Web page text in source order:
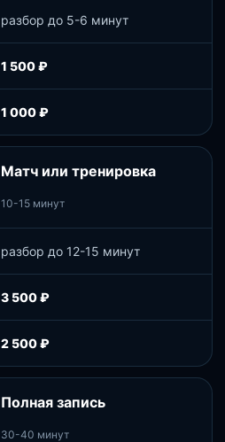
разбор до 5-6 минут
1 500 ₽
1 000 ₽
Матч или тренировка
10-15 минут
разбор до 12-15 минут
3 500 ₽
2 500 ₽
Полная запись
30-40 минут